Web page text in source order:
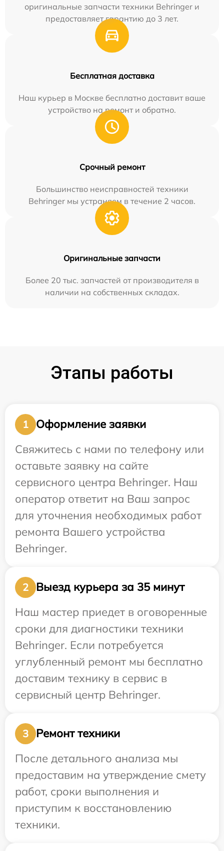
оригинальные запчасти техники Behringer и
предоставляет гарантию до 3 лет.
Бесплатная доставка
Наш курьер в Москве бесплатно доставит ваше
устройство на ремонт и обратно.
Срочный ремонт
Большинство неисправностей техники
Behringer мы устраняем в течение 2 часов.
Оригинальные запчасти
Более 20 тыс. запчастей от производителя в
наличии на собственных складах.
Этапы работы
1
Оформление заявки
Свяжитесь с нами по телефону или
оставьте заявку на сайте
сервисного центра Behringer. Наш
оператор ответит на Ваш запрос
для уточнения необходимых работ
ремонта Вашего устройства
Behringer.
2
Выезд курьера за 35 минут
Наш мастер приедет в оговоренные
сроки для диагностики техники
Behringer. Если потребуется
углубленный ремонт мы бесплатно
доставим технику в сервис в
сервисный центр Behringer.
3
Ремонт техники
После детального анализа мы
предоставим на утверждение смету
работ, сроки выполнения и
приступим к восстановлению
техники.